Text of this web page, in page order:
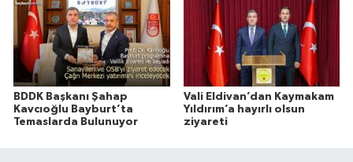
BDDK Başkanı Şahap
Kavcıoğlu Bayburt’ta
Temaslarda Bulunuyor
Vali Eldivan’dan Kaymakam
Yıldırım’a hayırlı olsun
ziyareti